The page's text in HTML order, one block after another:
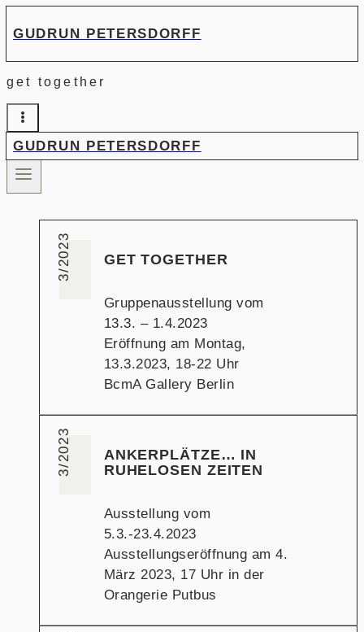
Inhalt
GUDRUN PETERSDORFF
get together
GUDRUN PETERSDORFF
3/2023 GET TOGETHER
Gruppenausstellung vom
13.3. – 1.4.2023
Eröffnung am Montag,
13.3.2023, 18-22 Uhr
BcmA Gallery Berlin
3/2023
ANKERPLÄTZE… IN
RUHELOSEN ZEITEN
Ausstellung vom
5.3.-23.4.2023
Ausstellungseröffnung am 4.
März 2023, 17 Uhr in der
Orangerie Putbus